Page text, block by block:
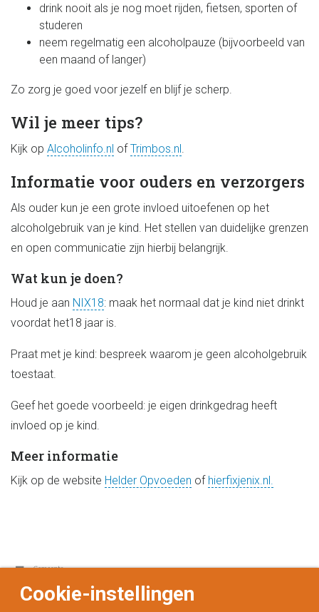
drink nooit als je nog moet rijden, fietsen, sporten of
studeren
neem regelmatig een alcoholpauze (bijvoorbeeld van
een maand of langer)
Zo zorg je goed voor jezelf en blijf je scherp.
Wil je meer tips?
Kijk op Alcoholinfo.nl ofTrimbos.nl
Informatie voor ouders en verzorgers
Als ouder kun je een grote invloed uitoefenen op het
alcoholgebruik van je kind. Het stellen van duidelijke grenzen
en open communicatie zijn hierbij belangrijk.
Wat kun je doen?
Houd je aan NIX18: maak het normaal dat je kind niet drinkt
voordat het18 jaar is.
Praat met je kind: bespreek waarom je geen alcoholgebruik
toestaat.
Geef het goede voorbeeld: je eigen drinkgedrag heeft
invloed op je kind.
Meer informatie
Kijk op de website Helder Opvoeden of hierfixjenix.nl.
Cookie-instellingen